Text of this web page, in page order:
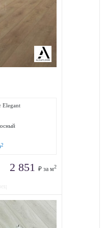
Elegant
2
2 851 ₽ за м2